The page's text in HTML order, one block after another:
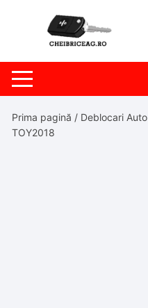
Prima pagină / Deblocari Auto
TOY2018